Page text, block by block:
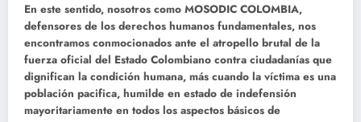
En este sentido, nosotros como MOSODIC COLOMBIA,
defensores de los derechos humanos fundamentales, nos
encontramos conmocionados ante el atropello brutal de la
fuerza oficial del Estado Colombiano contra ciudadanías que
dignifican la condición humana, más cuando la víctima es una
población pacifica, humilde en estado de indefensión
mayoritariamente en todos los aspectos básicos de